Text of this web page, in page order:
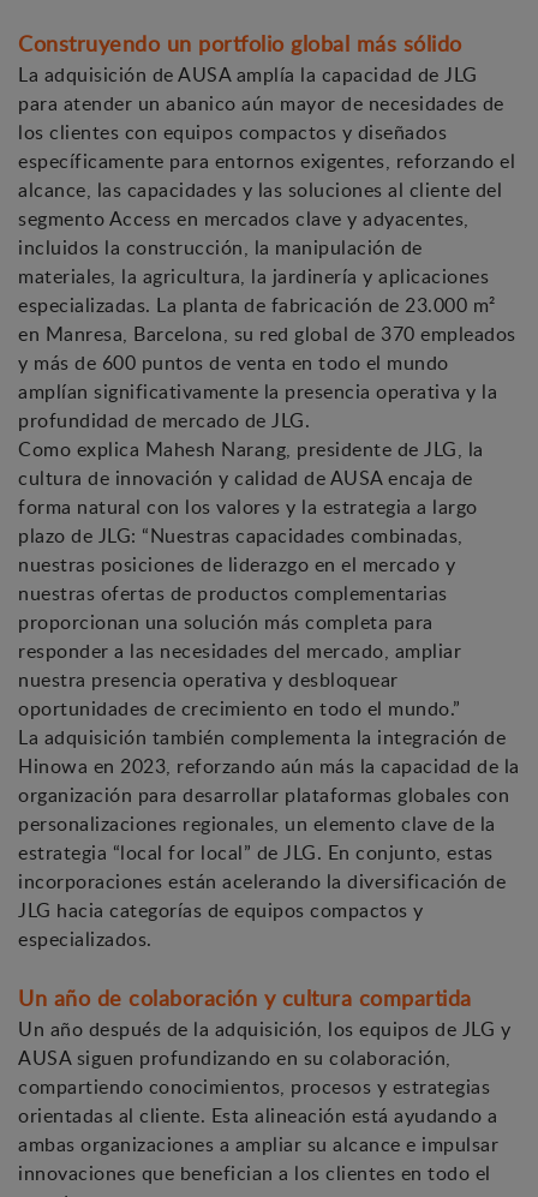
Construyendo un portfolio global más sólido
La adquisición de AUSA amplía la capacidad de JLG
para atender un abanico aún mayor de necesidades de
los clientes con equipos compactos y diseñados
específicamente para entornos exigentes, reforzando el
alcance, las capacidades y las soluciones al cliente del
segmento Access en mercados clave y adyacentes,
incluidos la construcción, la manipulación de
materiales, la agricultura, la jardinería y aplicaciones
especializadas. La planta de fabricación de 23.000 m²
en Manresa, Barcelona, su red global de 370 empleados
y más de 600 puntos de venta en todo el mundo
amplían significativamente la presencia operativa y la
profundidad de mercado de JLG.
Como explica Mahesh Narang, presidente de JLG, la
cultura de innovación y calidad de AUSA encaja de
forma natural con los valores y la estrategia a largo
plazo de JLG: “Nuestras capacidades combinadas,
nuestras posiciones de liderazgo en el mercado y
nuestras ofertas de productos complementarias
proporcionan una solución más completa para
responder a las necesidades del mercado, ampliar
nuestra presencia operativa y desbloquear
oportunidades de crecimiento en todo el mundo.”
La adquisición también complementa la integración de
Hinowa en 2023, reforzando aún más la capacidad de la
organización para desarrollar plataformas globales con
personalizaciones regionales, un elemento clave de la
estrategia “local for local” de JLG. En conjunto, estas
incorporaciones están acelerando la diversificación de
JLG hacia categorías de equipos compactos y
especializados.
Un año de colaboración y cultura compartida
Un año después de la adquisición, los equipos de JLG y
AUSA siguen profundizando en su colaboración,
compartiendo conocimientos, procesos y estrategias
orientadas al cliente. Esta alineación está ayudando a
ambas organizaciones a ampliar su alcance e impulsar
innovaciones que benefician a los clientes en todo el